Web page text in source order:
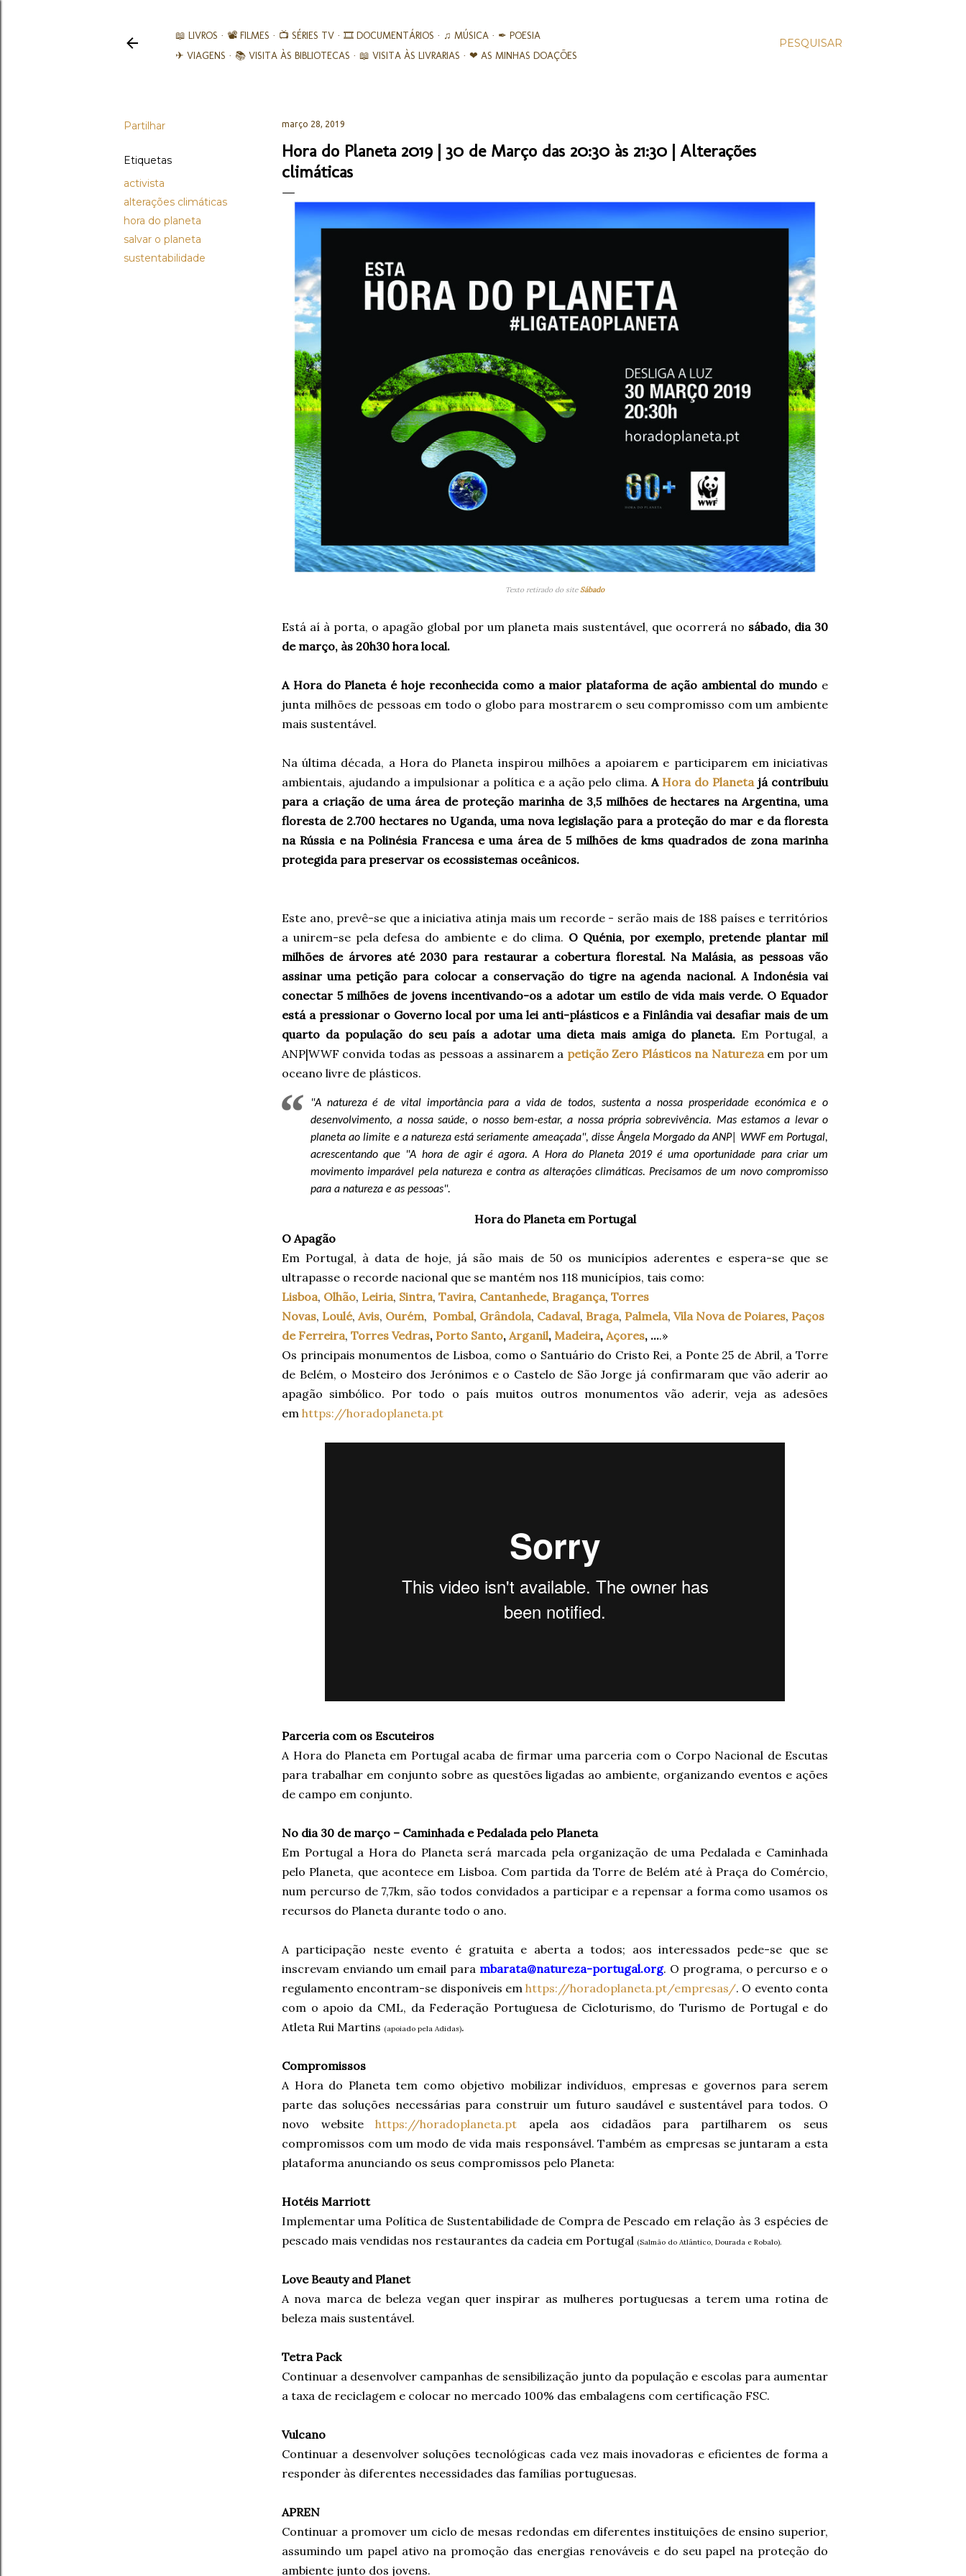
PESQUISAR
📖 LIVROS 📽️ FILMES 📺 SÉRIES TV 🎞︎ DOCUMENTÁRIOS ♫ MÚSICA
✒ POESIA
✈ VIAGENS
📚︎ VISITA ÀS BIBLIOTECAS 📖 VISITA ÀS LIVRARIAS ❤ AS MINHAS DOAÇÕES
Partilhar
Etiquetas
activista
alterações climáticas
hora do planeta
salvar o planeta
sustentabilidade
março 28, 2019
Hora do Planeta 2019 | 30 de Março das 20:30 às 21:30 | Alterações
climáticas
Texto retirado do siteSábado
Está aí à porta, o apagão global por um planeta mais sustentável, que ocorrerá no sábado, dia 30
de março, às 20h30 hora local.
A Hora do Planeta é hoje reconhecida como a maior plataforma de ação ambiental do mundo e
junta milhões de pessoas em todo o globo para mostrarem o seu compromisso com um ambiente
mais sustentável.
Na última década, a Hora do Planeta inspirou milhões a apoiarem e participarem em iniciativas
ambientais, ajudando a impulsionar a política e a ação pelo clima.A Hora do Planeta já contribuiu
para a criação de uma área de proteção marinha de 3,5 milhões de hectares na Argentina, uma
floresta de 2.700 hectares no Uganda, uma nova legislação para a proteção do mar e da floresta
na Rússia e na Polinésia Francesa e uma área de 5 milhões de kms quadrados de zona marinha
protegida para preservar os ecossistemas oceânicos.
Este ano, prevê-se que a iniciativa atinja mais um recorde - serão mais de 188 países e territórios
a unirem-se pela defesa do ambiente e do clima. O Quénia, por exemplo, pretende plantar mil
milhões de árvores até 2030 para restaurar a cobertura florestal. Na Malásia, as pessoas vão
assinar uma petição para colocar a conservação do tigre na agenda nacional. A Indonésia vai
conectar 5 milhões de jovens incentivando-os a adotar um estilo de vida mais verde. O Equador
está a pressionar o Governo local por uma lei anti-plásticos e a Finlândia vai desafiar mais de um
quarto da população do seu país a adotar uma dieta mais amiga do planeta. Em Portugal, a
ANP|WWF convida todas as pessoas a assinarem a petição Zero Plásticos na Naturezaem por um
oceano livre de plásticos.
"A natureza é de vital importância para a vida de todos, sustenta a nossa prosperidade económica e o
desenvolvimento, a nossa saúde, o nosso bem-estar, a nossa própria sobrevivência. Mas estamos a levar o
planeta ao limite e a natureza está seriamente ameaçada", disse Ângela Morgado da ANP| WWF em Portugal,
acrescentando que "A hora de agir é agora. A Hora do Planeta 2019 é uma oportunidade para criar um
movimento imparável pela natureza e contra as alterações climáticas. Precisamos de um novo compromisso
para a natureza e as pessoas".
Hora do Planeta em Portugal
O Apagão
Em Portugal, à data de hoje, já são mais de 50 os municípios aderentes e espera-se que se
ultrapasse o recorde nacional que se mantém nos 118 municípios, tais como:
Lisboa, Olhão, Leiria, Sintra, Tavira, Cantanhede, Bragança, Torres
Novas, Loulé, Avis, Ourém, Pombal, Grândola, Cadaval, Braga, Palmela, Vila Nova de Poiares, Paços
de Ferreira, Torres Vedras, Porto Santo, Arganil, Madeira, Açores, ....»
Os principais monumentos de Lisboa, como o Santuário do Cristo Rei, a Ponte 25 de Abril, a Torre
de Belém, o Mosteiro dos Jerónimos e o Castelo de São Jorge já confirmaram que vão aderir ao
apagão simbólico. Por todo o país muitos outros monumentos vão aderir, veja as adesões
em https://horadoplaneta.pt
Parceria com os Escuteiros
A Hora do Planeta em Portugal acaba de firmar uma parceria com o Corpo Nacional de Escutas
para trabalhar em conjunto sobre as questões ligadas ao ambiente, organizando eventos e ações
de campo em conjunto.
No dia 30 de março – Caminhada e Pedalada pelo Planeta
Em Portugal a Hora do Planeta será marcada pela organização de uma Pedalada e Caminhada
pelo Planeta, que acontece em Lisboa. Com partida da Torre de Belém até à Praça do Comércio,
num percurso de 7,7km, são todos convidados a participar e a repensar a forma como usamos os
recursos do Planeta durante todo o ano.
A participação neste evento é gratuita e aberta a todos; aos interessados pede-se que se
inscrevam enviando um email para mbarata@natureza-portugal.org. O programa, o percurso e o
regulamento encontram-se disponíveis emhttps://horadoplaneta.pt/empresas/. O evento conta
com o apoio da CML, da Federação Portuguesa de Cicloturismo, do Turismo de Portugal e do
Atleta Rui Martins (apoiado pela Adidas).
Compromissos
A Hora do Planeta tem como objetivo mobilizar indivíduos, empresas e governos para serem
parte das soluções necessárias para construir um futuro saudável e sustentável para todos. O
novo websitehttps://horadoplaneta.pt apela aos cidadãos para partilharem os seus
compromissos com um modo de vida mais responsável. Também as empresas se juntaram a esta
plataforma anunciando os seus compromissos pelo Planeta:
Hotéis Marriott
Implementar uma Política de Sustentabilidade de Compra de Pescado em relação às 3 espécies de
pescado mais vendidas nos restaurantes da cadeia em Portugal (Salmão do Atlântico, Dourada e Robalo).
Love Beauty and Planet
A nova marca de beleza vegan quer inspirar as mulheres portuguesas a terem uma rotina de
beleza mais sustentável.
Tetra Pack
Continuar a desenvolver campanhas de sensibilização junto da população e escolas para aumentar
a taxa de reciclagem e colocar no mercado 100% das embalagens com certificação FSC.
Vulcano
Continuar a desenvolver soluções tecnológicas cada vez mais inovadoras e eficientes de forma a
responder às diferentes necessidades das famílias portuguesas.
APREN
Continuar a promover um ciclo de mesas redondas em diferentes instituições de ensino superior,
assumindo um papel ativo na promoção das energias renováveis e do seu papel na proteção do
ambiente junto dos jovens.